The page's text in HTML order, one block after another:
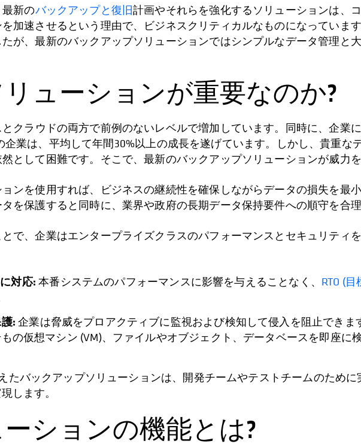
新のバックアップと復旧計画やそれらを強化するソリューションは、
加速させるという理由で、ビジネスクリティカルなものになっていま
が、最新のバックアップソリューションではシンプルなデータ管理と
ューションが重要なのか?
クラウドの両方で前例のないレベルで増加しています。同時に、企業
業は、平均して年間30%以上の成長を遂げています。しかし、貴重な
として困難です。そこで、最新のバックアップソリューションが威力を
ンを使用すれば、ビジネスの継続性を確保しながらデータの損失を最
を保護すると同時に、業界や政府の長期データ保持要件への順守を合理
で、企業はエンタープライズクラスのパフォーマンスとセキュリティ
対応: 本番システムのパフォーマンスに影響を与えることなく、 RTO (
護:企業は脅威をプロアクティブに監視および検知して侵入を阻止できま
の仮想マシン (VM)、ファイルやオブジェクト、データベースを即座に
たバックアップソリューションは、開発チームやテストチームのため
します。
ションの機能とは?